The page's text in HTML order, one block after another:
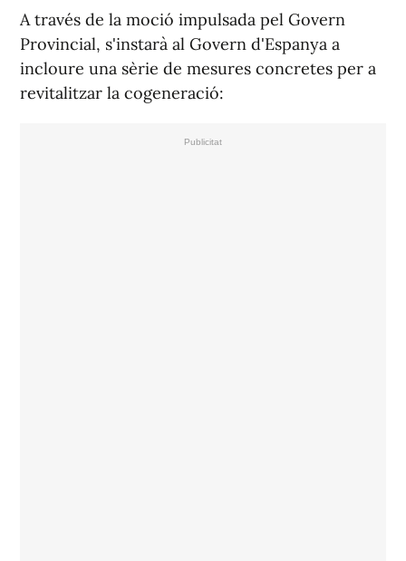
A través de la moció impulsada pel Govern
Provincial, s'instarà al Govern d'Espanya a
incloure una sèrie de mesures concretes per a
revitalitzar la cogeneració: